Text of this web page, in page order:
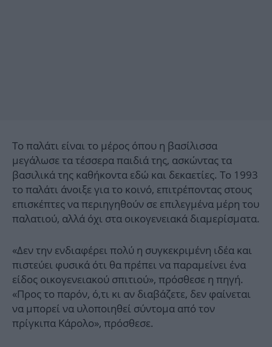
Το παλάτι είναι το μέρος όπου η βασίλισσα
μεγάλωσε τα τέσσερα παιδιά της, ασκώντας τα
βασιλικά της καθήκοντα εδώ και δεκαετίες. Το 1993
το παλάτι άνοιξε για το κοινό, επιτρέποντας στους
επισκέπτες να περιηγηθούν σε επιλεγμένα μέρη του
παλατιού, αλλά όχι στα οικογενειακά διαμερίσματα.
«Δεν την ενδιαφέρει πολύ η συγκεκριμένη ιδέα και
πιστεύει φυσικά ότι θα πρέπει να παραμείνει ένα
είδος οικογενειακού σπιτιού», πρόσθεσε η πηγή.
«Προς το παρόν, ό,τι κι αν διαβάζετε, δεν φαίνεται
να μπορεί να υλοποιηθεί σύντομα από τον
πρίγκιπα Κάρολο», πρόσθεσε.